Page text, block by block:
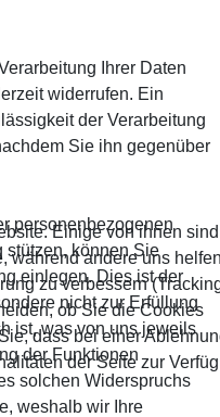
Ihrer Daten
widerrufen. Ein
der Verarbeitung
Sie ihn gegenüber
personenbezogenen
stützen, können Sie
einlegen. Dies ist der
nicht zur Erfüllung
ist, was von uns jeweils
der Funktionen
solchen Widerspruchs
weshalb wir Ihre
Einige von ihnen sind
während andere uns
zu verbessern
ob Sie die Cookies
dass bei einer
der Seite zur